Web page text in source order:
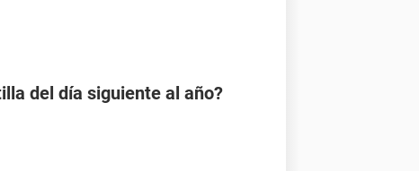
del día siguiente al año?